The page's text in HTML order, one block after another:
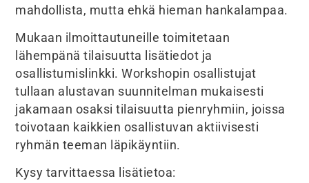
mahdollista, mutta ehkä hieman hankalampaa.
Mukaan ilmoittautuneille toimitetaan
lähempänä tilaisuutta lisätiedot ja
osallistumislinkki. Workshopin osallistujat
tullaan alustavan suunnitelman mukaisesti
jakamaan osaksi tilaisuutta pienryhmiin, joissa
toivotaan kaikkien osallistuvan aktiivisesti
ryhmän teeman läpikäyntiin.
Kysy tarvittaessa lisätietoa: